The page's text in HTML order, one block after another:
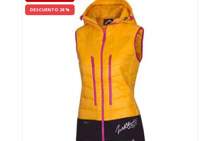
DESCUENTO 28 %